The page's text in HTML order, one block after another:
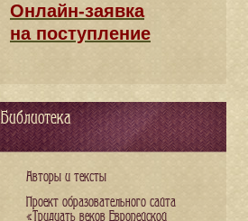
Онлайн-заявка
на поступление
Библиотека
Авторы и тексты
Проект образовательного сайта
«Тридцать веков Европейской